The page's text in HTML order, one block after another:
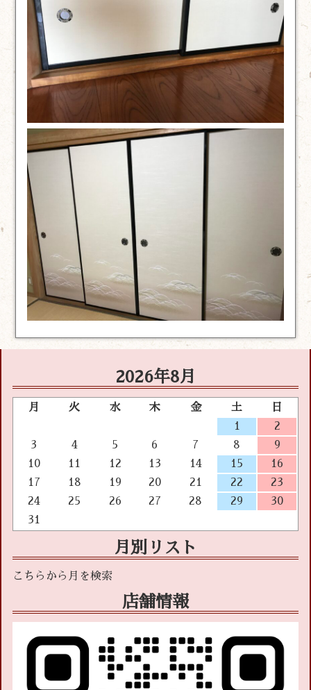
2026年8月
月 火 水 木 金 土
日
1
2
3
4 5 6 7 8
9
10
11 12 13 14 15
16
17
18 19 20 21 22
23
24
25 26 27 28 29
30
31
月別リスト
店舗情報